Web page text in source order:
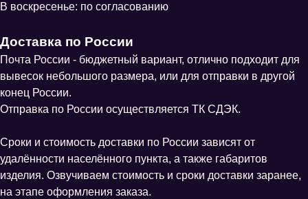
В воскресенье: по согласованию
Доставка по России
Почта России - бюджетный вариант, отлично подходит для
вывесок небольшого размера, или для отправки в другой
конец России.
Отправка по России осуществляется ТК СДЭК.
Сроки и стоимость доставки по России зависят от
удалённости населённого пункта, а также габаритов
изделия. Озвучиваем стоимость и сроки доставки заранее,
на этапе оформления заказа.